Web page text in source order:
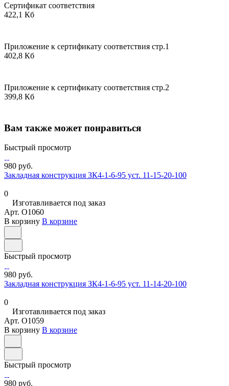
Сертификат соответствия
422,1 Кб
Приложение к сертификату соответствия стр.1
402,8 Кб
Приложение к сертификату соответствия стр.2
399,8 Кб
Вам также может понравиться
Быстрый просмотр
980 руб.
Закладная конструкция ЗК4-1-6-95 уст. 11-15-20-100
0
Изготавливается под заказ
Арт. O1060
В корзину В корзине
Быстрый просмотр
980 руб.
Закладная конструкция ЗК4-1-6-95 уст. 11-14-20-100
0
Изготавливается под заказ
Арт. O1059
В корзину В корзине
Быстрый просмотр
980 руб.